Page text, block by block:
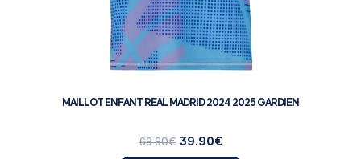
MAILLOT ENFANT REAL MADRID 2024 2025 GARDIEN
69.90€ 39.90€